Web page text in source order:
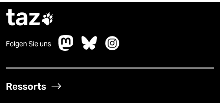
taz
Folgen Sie uns
Ressorts